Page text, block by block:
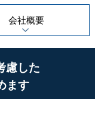
会社概要
慮した
ます